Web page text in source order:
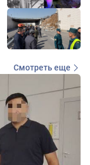
Смотреть еще